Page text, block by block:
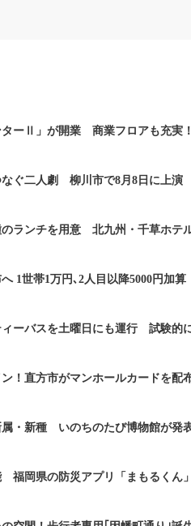
ターⅡ」が開業 商業フロアも充実！
なぐ二人劇 柳川市で8月8日に上演
のランチを用意 北九州・千草ホテ
1世帯1万円､2人目以降5000円加算
ィーバスを土曜日にも運行 試験的
！直方市がマンホールカードを配
属・新種 いのちのたび博物館が発
福岡県の防災アプリ「まもるくん」